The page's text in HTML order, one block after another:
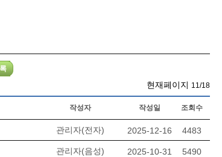
현재페이지 11/18
작성자 작성일 조회수
관리자(전자) 2025-12-16 4483
관리자(음성) 2025-10-31 5490